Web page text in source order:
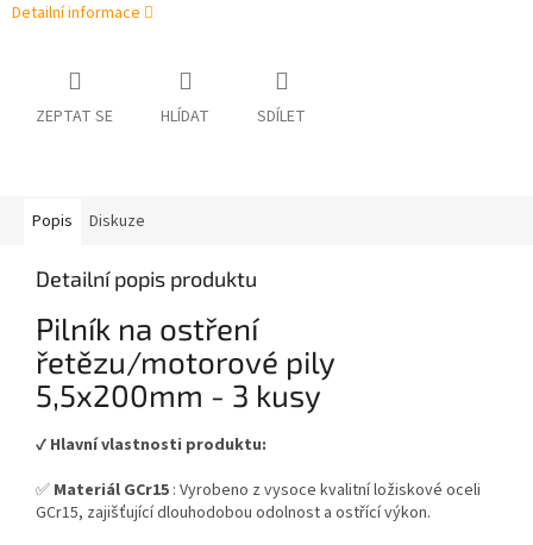
Detailní informace
ZEPTAT SE HLÍDAT SDÍLET
Popis Diskuze
Detailní popis produktu
Pilník na ostření
řetězu/motorové pily
5,5x200mm - 3 kusy
✔️ Hlavní vlastnosti produktu:
✅ Materiál GCr15 : Vyrobeno z vysoce kvalitní ložiskové oceli
GCr15, zajišťující dlouhodobou odolnost a ostřící výkon.